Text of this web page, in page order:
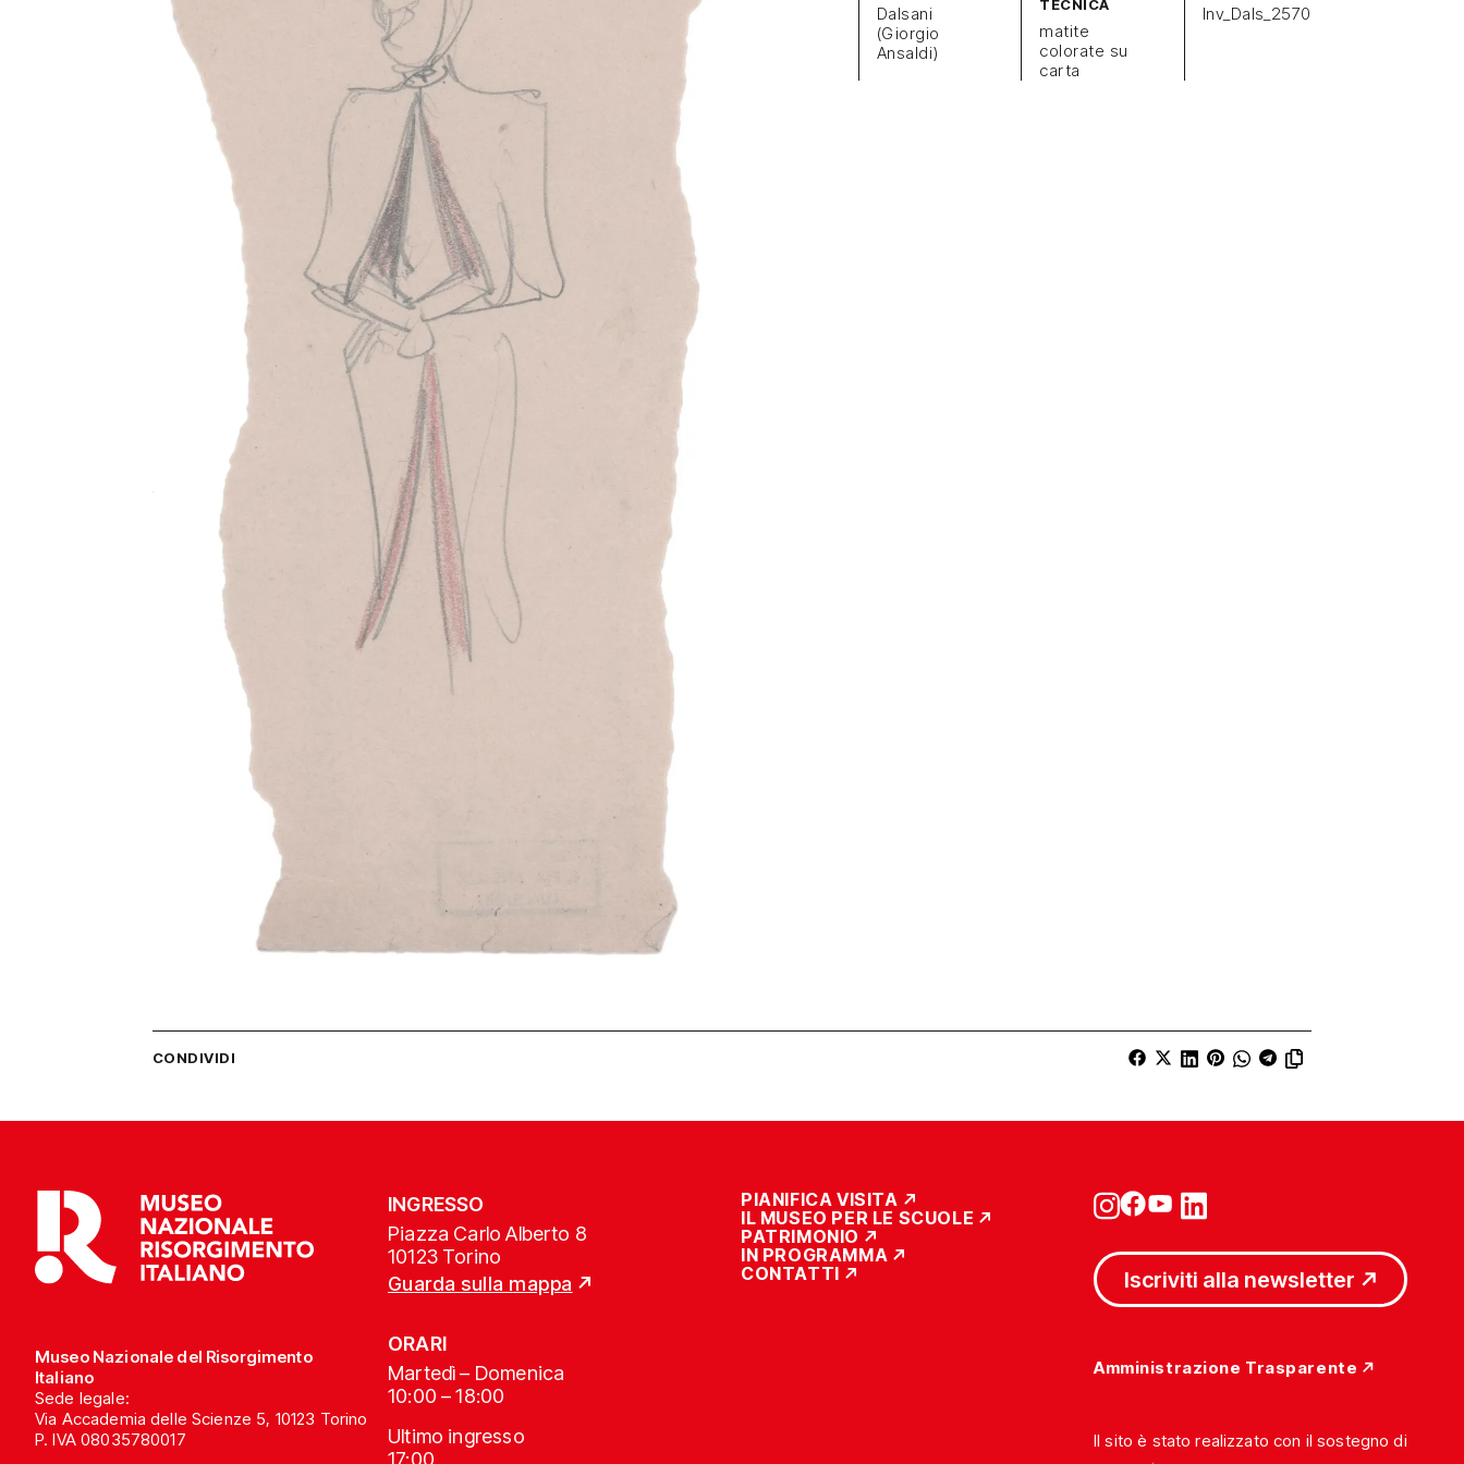
Dalsani
(Giorgio
Ansaldi)
TECNICA
matite
colorate su
carta
Inv_Dals_2570
CONDIVIDI
Museo Nazionale del Risorgimento
Italiano
Sede legale:
Via Accademia delle Scienze 5, 10123 Torino
P. IVA 08035780017
INGRESSO
Piazza Carlo Alberto 8
10123 Torino
Guarda sulla mappa
ORARI
Martedì – Domenica
10:00 – 18:00
Ultimo ingresso
17:00
PIANIFICA VISITA
IL MUSEO PER LE SCUOLE
PATRIMONIO
IN PROGRAMMA
CONTATTI
Iscriviti alla newsletter
Amministrazione Trasparente
Il sito è stato realizzato con il sostegno di